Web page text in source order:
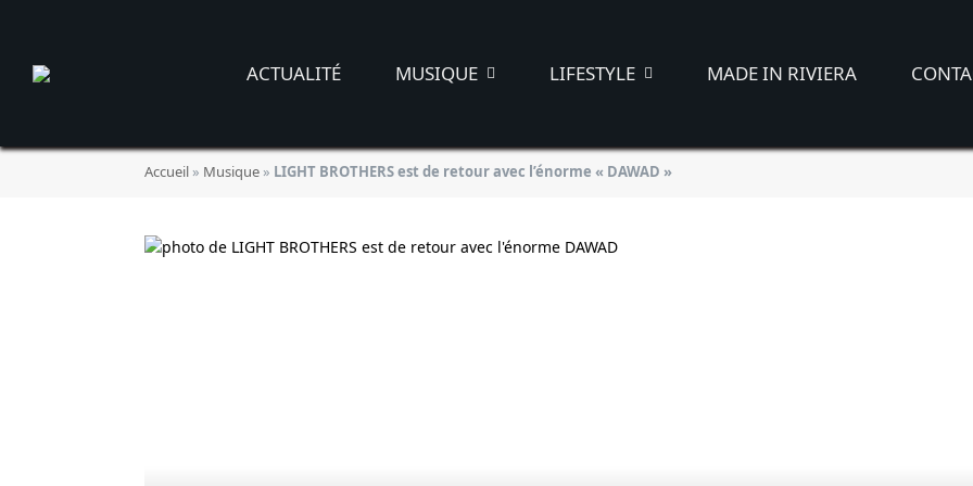
ACTUALITÉ MUSIQUE LIFESTYLE MADE IN RIVIERA
Accueil» Musique» LIGHT BROTHERS est de retour avec l’énorme « DAWAD »